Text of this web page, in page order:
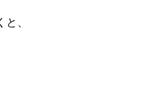
、